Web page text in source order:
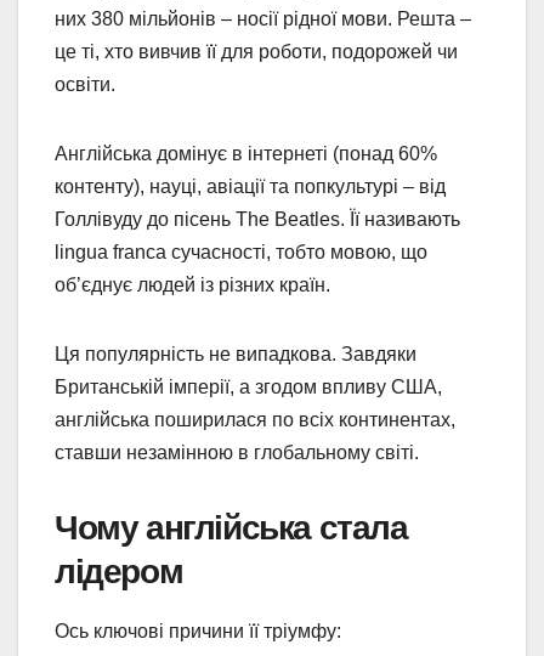
них 380 мільйонів – носії рідної мови. Решта –
це ті, хто вивчив її для роботи, подорожей чи
освіти.
Англійська домінує в інтернеті (понад 60%
контенту), науці, авіації та попкультурі – від
Голлівуду до пісень The Beatles. Її називають
lingua franca сучасності, тобто мовою, що
об’єднує людей із різних країн.
Ця популярність не випадкова. Завдяки
Британській імперії, а згодом впливу США,
англійська поширилася по всіх континентах,
ставши незамінною в глобальному світі.
Чому англійська стала
лідером
Ось ключові причини її тріумфу: